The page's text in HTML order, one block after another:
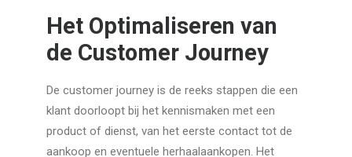
Het Optimaliseren van
de Customer Journey
De customer journey is de reeks stappen die een
klant doorloopt bij het kennismaken met een
product of dienst, van het eerste contact tot de
aankoop en eventuele herhaalaankopen. Het